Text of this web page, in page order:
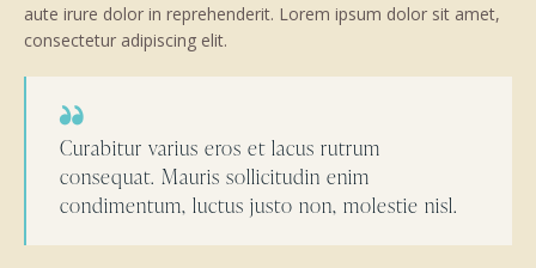
aute irure dolor in reprehenderit. Lorem ipsum dolor sit amet,
consectetur adipiscing elit.
Curabitur varius eros et lacus rutrum
consequat. Mauris sollicitudin enim
condimentum, luctus justo non, molestie nisl.